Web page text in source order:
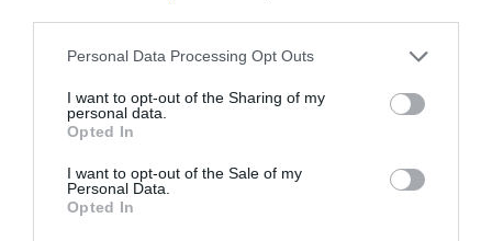
Personal Data Processing Opt Outs
I want to opt-out of the Sharing of my
personal data.
Opted In
I want to opt-out of the Sale of my
Personal Data.
Opted In
elevadas tasas de inflación) en los próximos
trimestres. Sin embargo, el escenario central del
informe es que Rusia no cortará de forma drástica
efectivo este riesgo, la economía europea podría
entrar en recesión y habría que revisar a la baja